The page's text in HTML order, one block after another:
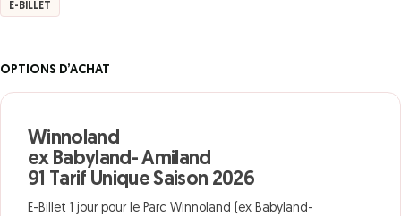
E-BILLET
OPTIONS D’ACHAT
Winnoland
ex Babyland- Amiland
91 Tarif Unique Saison 2026
E-Billet 1 jour pour le Parc Winnoland (ex Babyland-